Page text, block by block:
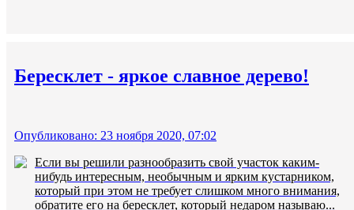
Бересклет - яркое славное дерево!
Опубликовано: 23 ноября 2020, 07:02
Если вы решили разнообразить свой участок каким-
нибудь интересным, необычным и ярким кустарником,
который при этом не требует слишком много внимания,
обратите его на бересклет, который недаром называю...